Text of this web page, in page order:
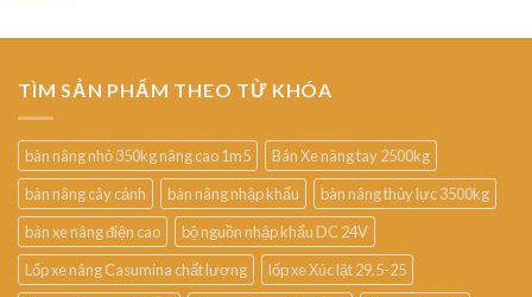
TÌM SẢN PHẨM THEO TỪ KHÓA
bàn nâng nhỏ 350kg nâng cao 1m5
Bán Xe nâng tay 2500kg
bàn nâng cây cảnh
bàn nâng nhập khẩu
bàn nâng thủy lực 3500kg
bán xe nâng điện cao
bộ nguồn nhập khẩu DC 24V
Lốp xe nâng Casumina chất lượng
lốp xe Xúc lật 29.5-25